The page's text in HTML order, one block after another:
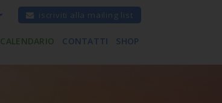
iscriviti alla mailing list
CALENDARIO CONTATTI SHOP